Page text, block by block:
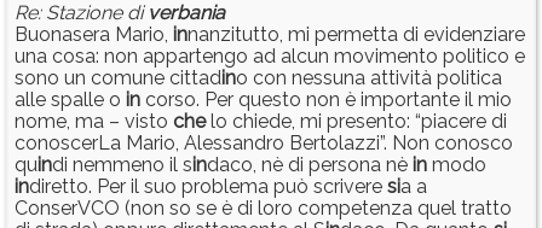
Re: Stazione di verbania
Buonasera Mario, innanzitutto, mi permetta di evidenziare
una cosa: non appartengo ad alcun movimento politico e
sono un comune cittadino con nessuna attività politica
alle spalle o in corso. Per questo non è importante il mio
nome, ma – visto chelo chiede, mi presento: “piacere di
conoscerLa Mario, Alessandro Bertolazzi”. Non conosco
quindi nemmeno il sindaco, nè di persona nè in modo
indiretto. Per il suo problema può scrivere sia a
ConserVCO (non so se è di loro competenza quel tratto